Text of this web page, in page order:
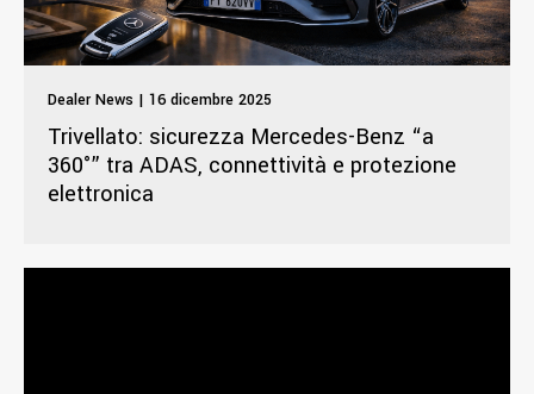
Dealer News | 16 dicembre 2025
Trivellato: sicurezza Mercedes-Benz “a
360°” tra ADAS, connettività e protezione
elettronica